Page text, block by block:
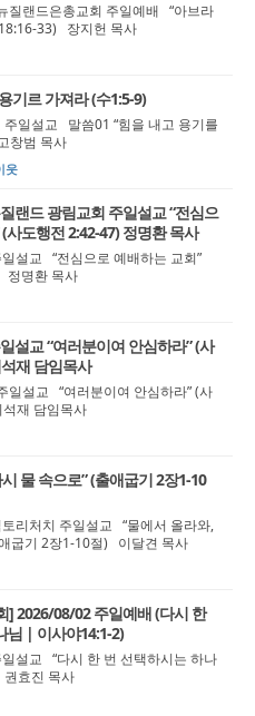
질랜드은총교회 주일예배 “아브라
33) 장지헌 목사
기르 가져라 (수1:5-9)
일설교 말씀01 “힘을 내고 용기를
창범 목사
웃
랜드 광림교회 주일설교 “전심으
사도행전 2:42-47) 정명환 목사
설교 “전심으로 예배하는 교회”
정명환 목사
설교 “여러분이여 안심하라” (사
재 담임목사
일설교 “여러분이여 안심하라” (사
재 담임목사
물 속으로” (출애굽기 2장1-10
리처치 주일설교 “물에서 올라와,
굽기 2장1-10절) 이달견 목사
] 2026/08/02 주일예배 (다시 한
님 | 이사야14:1-2)
설교 “다시 한 번 선택하시는 하나
효진 목사